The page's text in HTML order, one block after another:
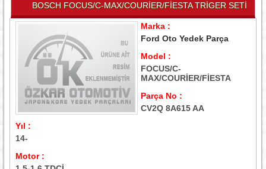
BOSCH FOCUS/C-MAX/COURİER/FİESTA TRİGER SETİ
Marka :
Ford Oto Yedek Parça
Model :
FOCUS/C-
MAX/COURİER/FİESTA
Parça No :
CV2Q 8A615 AA
Yıl :
14-
Motor :